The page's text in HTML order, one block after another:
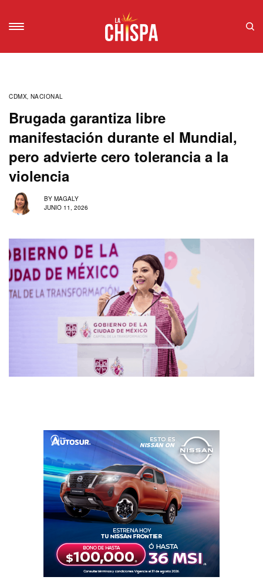
CDMX, NACIONAL
Brugada garantiza libre
manifestación durante el Mundial,
pero advierte cero tolerancia a la
violencia
BY MAGALY
JUNIO 11, 2026